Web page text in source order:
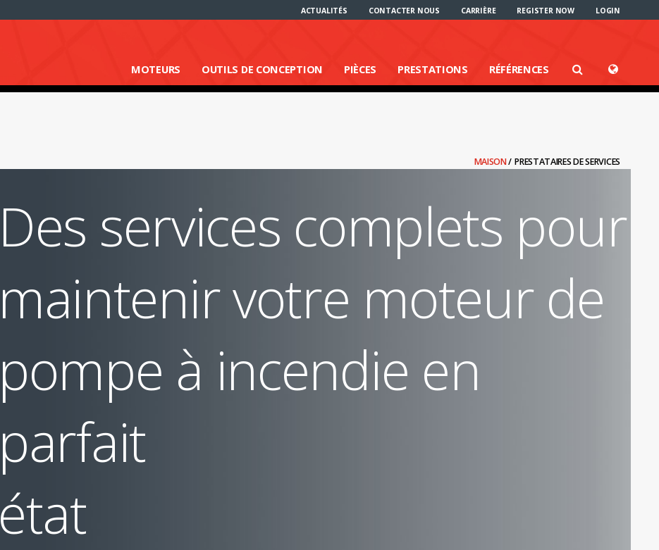
ACTUALITÉS CONTACTER NOUS CARRIÈRE REGISTER NOW LOGIN
MOTEURS OUTILS DE CONCEPTION PIÈCES PRESTATIONS RÉFÉRENCES
MAISON/ PRESTATAIRES DE SERVICES
Des services complets pour
maintenir votre moteur de
pompe à incendie en
parfait
état